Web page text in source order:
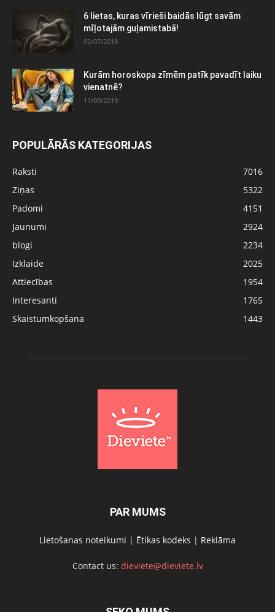
6 lietas, kuras vīrieši baidās lūgt savām
mīļotajām guļamistabā!
02/07/2018
Kurām horoskopa zīmēm patīk pavadīt laiku
vienatnē?
11/09/2019
POPULĀRĀS KATEGORIJAS
Raksti
7016
Ziņas
5322
Padomi
4151
Jaunumi
2924
blogi
2234
Izklaide
2025
Attiecības
1954
Interesanti
1765
Skaistumkopšana
1443
PAR MUMS
Lietošanas noteikumi | Ētikas kodeks | Reklāma
Contact us: dieviete@dieviete.lv